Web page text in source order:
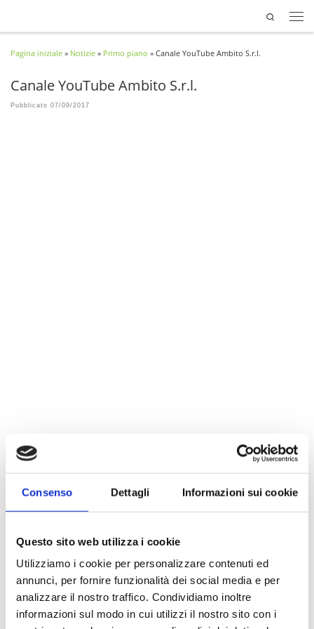
Consenso Dettagli Informazioni sui cookie
Questo sito web utilizza i cookie
Utilizziamo i cookie per personalizzare contenuti ed
annunci, per fornire funzionalità dei social media e per
analizzare il nostro traffico. Condividiamo inoltre
informazioni sul modo in cui utilizzi il nostro sito con i
Search
Pagina iniziale » Notizie » Primo piano » Canale YouTube Ambito S.r.l.
Canale YouTube Ambito S.r.l.
Pubblicato 07/09/2017
Al fine di diffondere ed incrementare le competenze
nell’utilizzo delle nostre soluzioni abbiamo creato un
canale aziendale. Lo scopo delcanale YouTubeè
quello di mettere a disposizione dei nostri utenti un
L’invito che facciamo ai nostri clienti e a chiunque
fosse interessato a mantenersi aggiornato sulle
novità legate alle soluzioniAmbito S.r.l.è quello di
iscriversi al canale
. L’iscrizione al canale è
assolutamente libera da ogni vincolo e offre
l’opportunità di essere costantemente aggiornati.